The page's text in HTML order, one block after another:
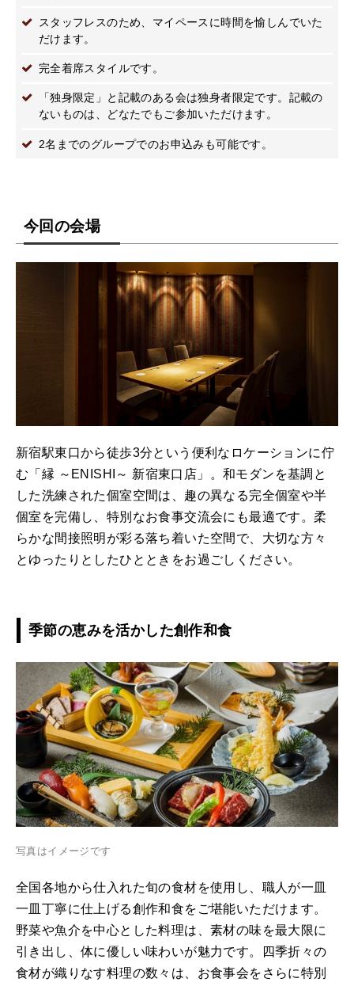
スタッフレスのため、マイペースに時間を愉しんでいた
だけます。
完全着席スタイルです。
「独身限定」と記載のある会は独身者限定です。記載の
ないものは、どなたでもご参加いただけます。
2名までのグループでのお申込みも可能です。
今回の会場
新宿駅東口から徒歩3分という便利なロケーションに佇
む「縁 ～ENISHI～ 新宿東口店」。和モダンを基調と
した洗練された個室空間は、趣の異なる完全個室や半
個室を完備し、特別なお食事交流会にも最適です。柔
らかな間接照明が彩る落ち着いた空間で、大切な方々
とゆったりとしたひとときをお過ごしください。
季節の恵みを活かした創作和食
写真はイメージです
全国各地から仕入れた旬の食材を使用し、職人が一皿
一皿丁寧に仕上げる創作和食をご堪能いただけます。
野菜や魚介を中心とした料理は、素材の味を最大限に
引き出し、体に優しい味わいが魅力です。四季折々の
食材が織りなす料理の数々は、お食事会をさらに特別